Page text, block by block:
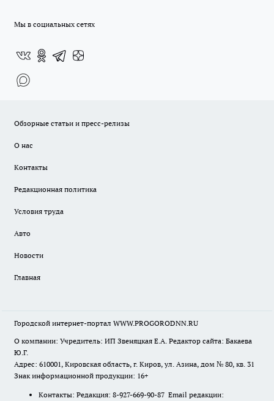
Мы в социальных сетях
Обзорные статьи и пресс-релизы
О нас
Контакты
Редакционная политика
Условия труда
Авто
Новости
Главная
Городской интернет-портал WWW.PROGORODNN.RU
О компании: Учредитель: ИП Звеняцкая Е.А. Редактор сайта: Бакаева
Ю.Г.
Адрес: 610001, Кировская область, г. Киров, ул. Азина, дом № 80, кв. 31
Знак информационной продукции: 16+
Контакты: Редакция: 8-927-669-90-87 Email редакции: